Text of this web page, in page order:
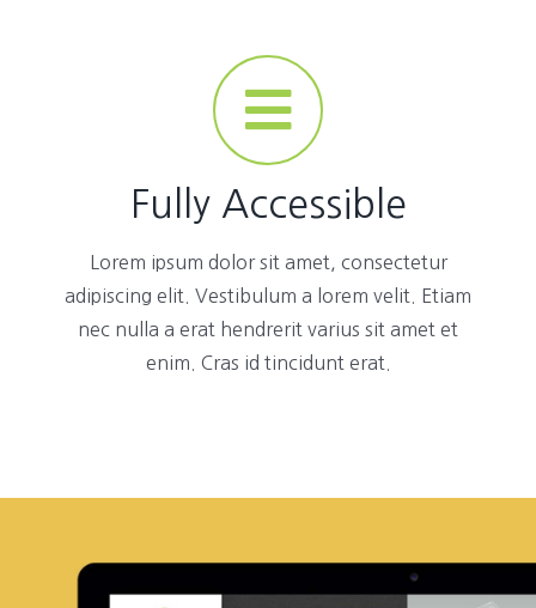
Fully Accessible
Lorem ipsum dolor sit amet, consectetur
adipiscing elit. Vestibulum a lorem velit. Etiam
nec nulla a erat hendrerit varius sit amet et
enim. Cras id tincidunt erat.